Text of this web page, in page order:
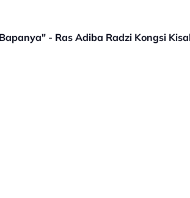
- Ras Adiba Radzi Kongsi